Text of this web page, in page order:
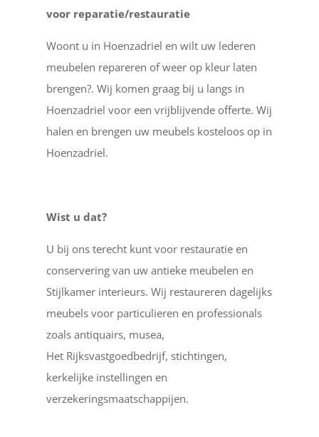
voor reparatie/restauratie
Woont u in Hoenzadriel en wilt uw lederen
meubelen repareren of weer op kleur laten
brengen?. Wij komen graag bij u langs in
Hoenzadriel voor een vrijblijvende offerte. Wij
halen en brengen uw meubels kosteloos op in
Hoenzadriel.
Wist u dat?
U bij ons terecht kunt voor restauratie en
conservering van uw antieke meubelen en
Stijlkamer interieurs. Wij restaureren dagelijks
meubels voor particulieren en professionals
zoals antiquairs, musea,
Het Rijksvastgoedbedrijf, stichtingen,
kerkelijke instellingen en
verzekeringsmaatschappijen.